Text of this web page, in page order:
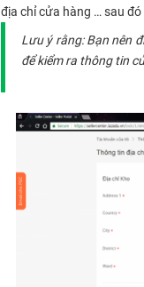
địa chỉ cửa hàng … sau
Lưu ý rằng: Bạn nên
để kiểm ra thông tin